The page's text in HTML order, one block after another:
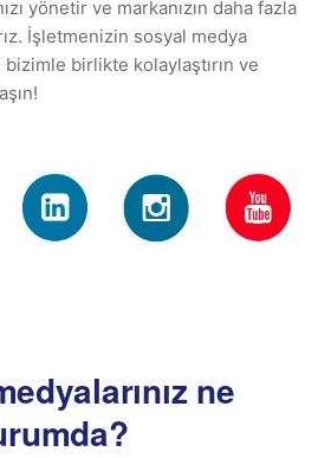
yönetir ve markanızın daha fazla
İşletmenizin sosyal medya
bizimle birlikte kolaylaştırın ve
ne